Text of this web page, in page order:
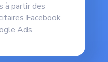
à partir des
Facebook
Ads.